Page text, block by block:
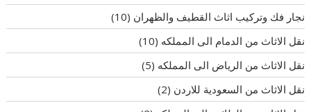
نجار فك وتركيب اثاث القطيف والظهران (10)
نقل الاثاث من الدمام الى المملكه (10)
نقل الاثاث من الرياض الى المملكه (5)
نقل الاثاث من السعودية للاردن (2)